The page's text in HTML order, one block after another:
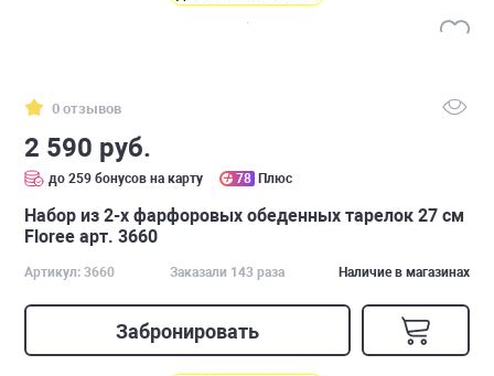
0 отзывов
2 590 руб.
до 259 бонусов на карту 78 Плюс
Набор из 2-х фарфоровых обеденных тарелок 27 см
Floree арт. 3660
Артикул: 3660 Заказали 143 раза Наличие в магазинах
Забронировать